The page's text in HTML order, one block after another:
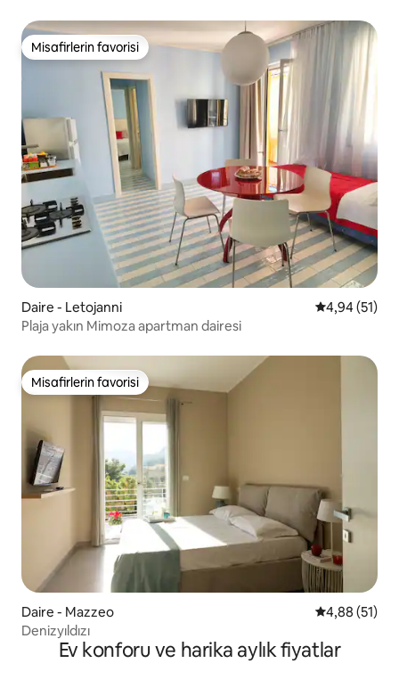
Misafirlerin favorisi
Misafirlerin favorisi
Daire - Letojanni 5 üzerinden
4,94 (51)
Plaja yakın Mimoza apartman dairesi
Misafirlerin favorisi
Misafirlerin favorisi
Daire - Mazzeo 5 üzerinden
4,88 (51)
Denizyıldızı
Ev konforu ve harika aylık fiyatlar